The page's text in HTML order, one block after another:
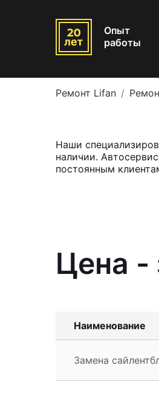
Опыт
работы
Ремонт Lifan
Наши
наличии.
постоянным
Цена -
Наименование
Замена